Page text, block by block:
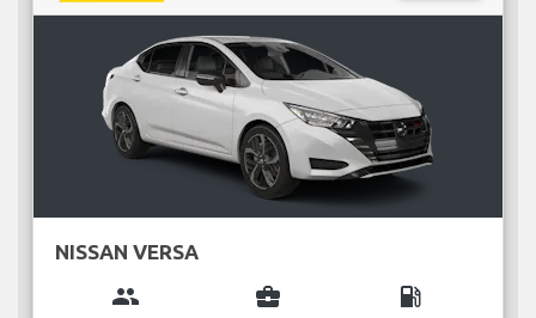
NISSAN VERSA
group business_center local_gas_station